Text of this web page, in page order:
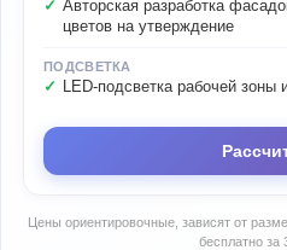
Авторская разработка
цветов на утверждение
ПОДСВЕТКА
LED-подсветка рабочей зоны
Цены ориентировочные, зависят от
бесплатно за